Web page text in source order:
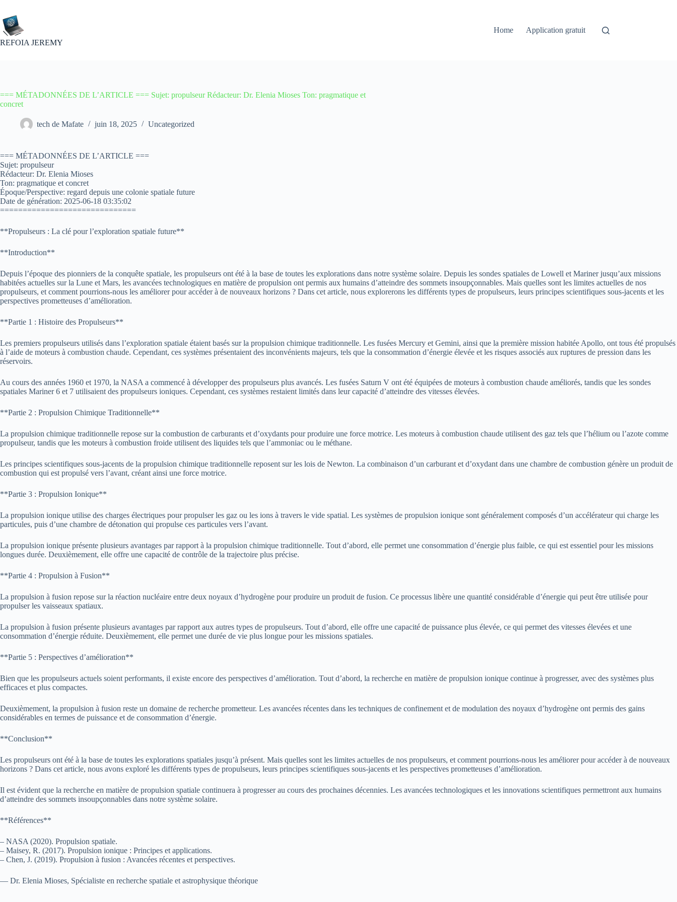
contenu
REFOIA JEREMY
Home Application gratuit
=== MÉTADONNÉES DE L’ARTICLE === Sujet: propulseur Rédacteur: Dr. Elenia Mioses Ton: pragmatique et
concret
tech de Mafate juin 18, 2025 Uncategorized
=== MÉTADONNÉES DE L’ARTICLE ===
Sujet: propulseur
Rédacteur: Dr. Elenia Mioses
Ton: pragmatique et concret
Époque/Perspective: regard depuis une colonie spatiale future
Date de génération: 2025-06-18 03:35:02
==============================
**Propulseurs : La clé pour l’exploration spatiale future**
**Introduction**
Depuis l’époque des pionniers de la conquête spatiale, les propulseurs ont été à la base de toutes les explorations dans notre système solaire. Depuis les sondes spatiales de Lowell et Mariner jusqu’aux missions
habitées actuelles sur la Lune et Mars, les avancées technologiques en matière de propulsion ont permis aux humains d’atteindre des sommets insoupçonnables. Mais quelles sont les limites actuelles de nos
propulseurs, et comment pourrions-nous les améliorer pour accéder à de nouveaux horizons ? Dans cet article, nous explorerons les différents types de propulseurs, leurs principes scientifiques sous-jacents et les
perspectives prometteuses d’amélioration.
**Partie 1 : Histoire des Propulseurs**
Les premiers propulseurs utilisés dans l’exploration spatiale étaient basés sur la propulsion chimique traditionnelle. Les fusées Mercury et Gemini, ainsi que la première mission habitée Apollo, ont tous été propulsés
à l’aide de moteurs à combustion chaude. Cependant, ces systèmes présentaient des inconvénients majeurs, tels que la consommation d’énergie élevée et les risques associés aux ruptures de pression dans les
réservoirs.
Au cours des années 1960 et 1970, la NASA a commencé à développer des propulseurs plus avancés. Les fusées Saturn V ont été équipées de moteurs à combustion chaude améliorés, tandis que les sondes
spatiales Mariner 6 et 7 utilisaient des propulseurs ioniques. Cependant, ces systèmes restaient limités dans leur capacité d’atteindre des vitesses élevées.
**Partie 2 : Propulsion Chimique Traditionnelle**
La propulsion chimique traditionnelle repose sur la combustion de carburants et d’oxydants pour produire une force motrice. Les moteurs à combustion chaude utilisent des gaz tels que l’hélium ou l’azote comme
propulseur, tandis que les moteurs à combustion froide utilisent des liquides tels que l’ammoniac ou le méthane.
Les principes scientifiques sous-jacents de la propulsion chimique traditionnelle reposent sur les lois de Newton. La combinaison d’un carburant et d’oxydant dans une chambre de combustion génère un produit de
combustion qui est propulsé vers l’avant, créant ainsi une force motrice.
**Partie 3 : Propulsion Ionique**
La propulsion ionique utilise des charges électriques pour propulser les gaz ou les ions à travers le vide spatial. Les systèmes de propulsion ionique sont généralement composés d’un accélérateur qui charge les
particules, puis d’une chambre de détonation qui propulse ces particules vers l’avant.
La propulsion ionique présente plusieurs avantages par rapport à la propulsion chimique traditionnelle. Tout d’abord, elle permet une consommation d’énergie plus faible, ce qui est essentiel pour les missions
longues durée. Deuxièmement, elle offre une capacité de contrôle de la trajectoire plus précise.
**Partie 4 : Propulsion à Fusion**
La propulsion à fusion repose sur la réaction nucléaire entre deux noyaux d’hydrogène pour produire un produit de fusion. Ce processus libère une quantité considérable d’énergie qui peut être utilisée pour
propulser les vaisseaux spatiaux.
La propulsion à fusion présente plusieurs avantages par rapport aux autres types de propulseurs. Tout d’abord, elle offre une capacité de puissance plus élevée, ce qui permet des vitesses élevées et une
consommation d’énergie réduite. Deuxièmement, elle permet une durée de vie plus longue pour les missions spatiales.
**Partie 5 : Perspectives d’amélioration**
Bien que les propulseurs actuels soient performants, il existe encore des perspectives d’amélioration. Tout d’abord, la recherche en matière de propulsion ionique continue à progresser, avec des systèmes plus
efficaces et plus compactes.
Deuxièmement, la propulsion à fusion reste un domaine de recherche prometteur. Les avancées récentes dans les techniques de confinement et de modulation des noyaux d’hydrogène ont permis des gains
considérables en termes de puissance et de consommation d’énergie.
**Conclusion**
Les propulseurs ont été à la base de toutes les explorations spatiales jusqu’à présent. Mais quelles sont les limites actuelles de nos propulseurs, et comment pourrions-nous les améliorer pour accéder à de nouveaux
horizons ? Dans cet article, nous avons exploré les différents types de propulseurs, leurs principes scientifiques sous-jacents et les perspectives prometteuses d’amélioration.
Il est évident que la recherche en matière de propulsion spatiale continuera à progresser au cours des prochaines décennies. Les avancées technologiques et les innovations scientifiques permettront aux humains
d’atteindre des sommets insoupçonnables dans notre système solaire.
**Références**
– NASA (2020). Propulsion spatiale.
– Maisey, R. (2017). Propulsion ionique : Principes et applications.
– Chen, J. (2019). Propulsion à fusion : Avancées récentes et perspectives.
— Dr. Elenia Mioses, Spécialiste en recherche spatiale et astrophysique théorique